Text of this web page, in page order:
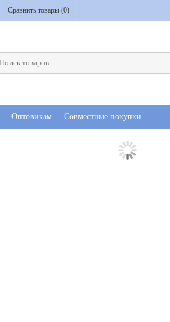
Сравнить товары (0)
Оптовикам Совместные покупки